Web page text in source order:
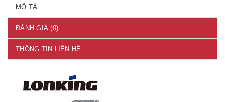
MÔ TẢ
ĐÁNH GIÁ (0)
THÔNG TIN LIÊN HỆ